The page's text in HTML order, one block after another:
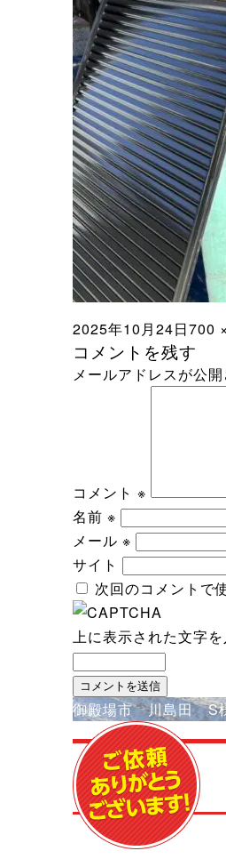
投
稿
日:
2025年10月24日フ
ル
サ
700
コメントを残す
メールアドレスが公
コメント ※
名前 ※
メール ※
サイト
次回のコメントで
上に表示された文字を
投
稿
ナ
ビ
ゲ
御殿場市 川島田 S